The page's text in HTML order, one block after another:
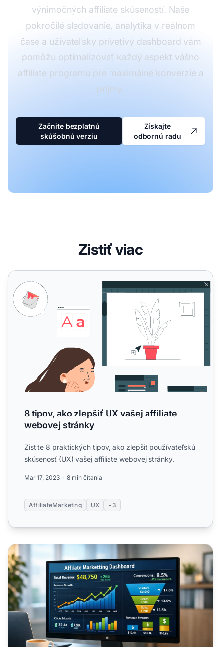
výnimočných affiliate skúseností. Naše
pokročilé sledovanie, analytika v reálnom
čase a užívateľsky prívetivý dashboard vám
pomôžu optimalizovať každý aspekt vášho
affiliate programu pre maximálne konverzie a
príjmy.
Začnite bezplatnú
skúšobnú verziu
Získajte
odbornú radu
Zistiť viac
8 tipov, ako zlepšiť UX vašej affiliate webovej stránky
8 tipov, ako zlepšiť UX vašej affiliate
webovej stránky
Zistite 8 praktických tipov, ako zlepšiť používateľskú
skúsenosť (UX) vašej affiliate webovej stránky.
Mar 17, 2023 8 min čítania
AffiliateMarketing UX +3
Zvýšte príjmy z affiliate marketingu: 12 overených